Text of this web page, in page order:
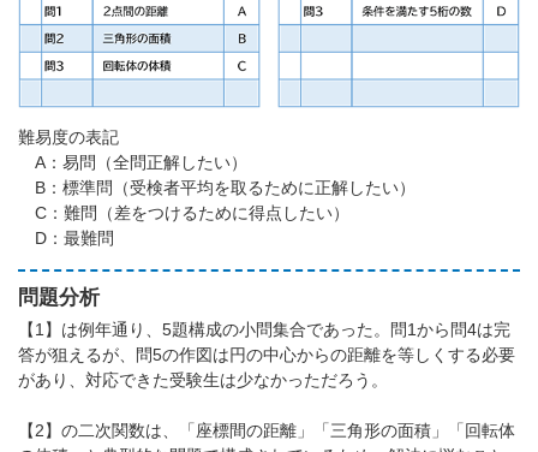
難易度の表記
A：易問（全問正解したい）
B：標準問（受検者平均を取るために正解したい）
C：難問（差をつけるために得点したい）
D：最難問
問題分析
【1】は例年通り、5題構成の小問集合であった。問1から問4は完
答が狙えるが、問5の作図は円の中心からの距離を等しくする必要
があり、対応できた受験生は少なかっただろう。
【2】の二次関数は、「座標間の距離」「三角形の面積」「回転体